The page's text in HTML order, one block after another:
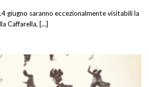
giugno saranno eccezionalmente visitabili la
Caffarella, [...]